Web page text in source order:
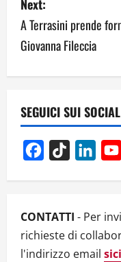
t
n
a
i
g
a
t
i
Next:
A Terrasini prende
Giovanna Fileccia
SEGUICI SUI
Facebook
TikTok
CONTATTI - Per
richieste di
l'indirizzo email